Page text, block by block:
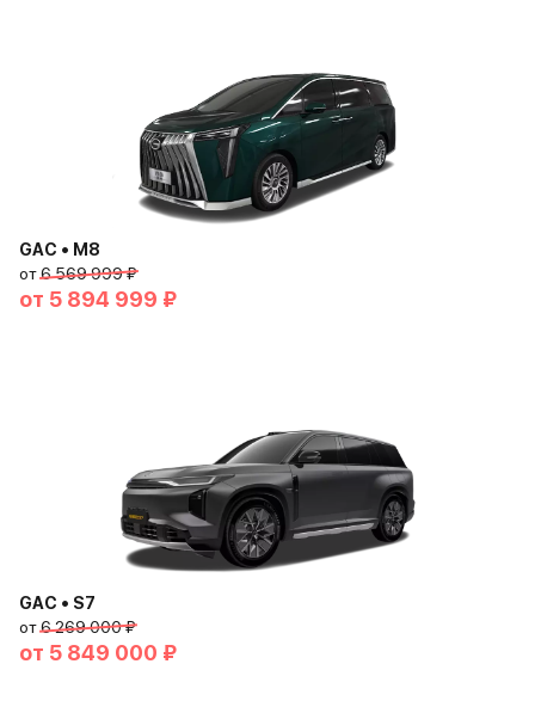
GAC • M8
от6 569 999 ₽
от 5 894 999 ₽
GAC • S7
от6 269 000 ₽
от 5 849 000 ₽